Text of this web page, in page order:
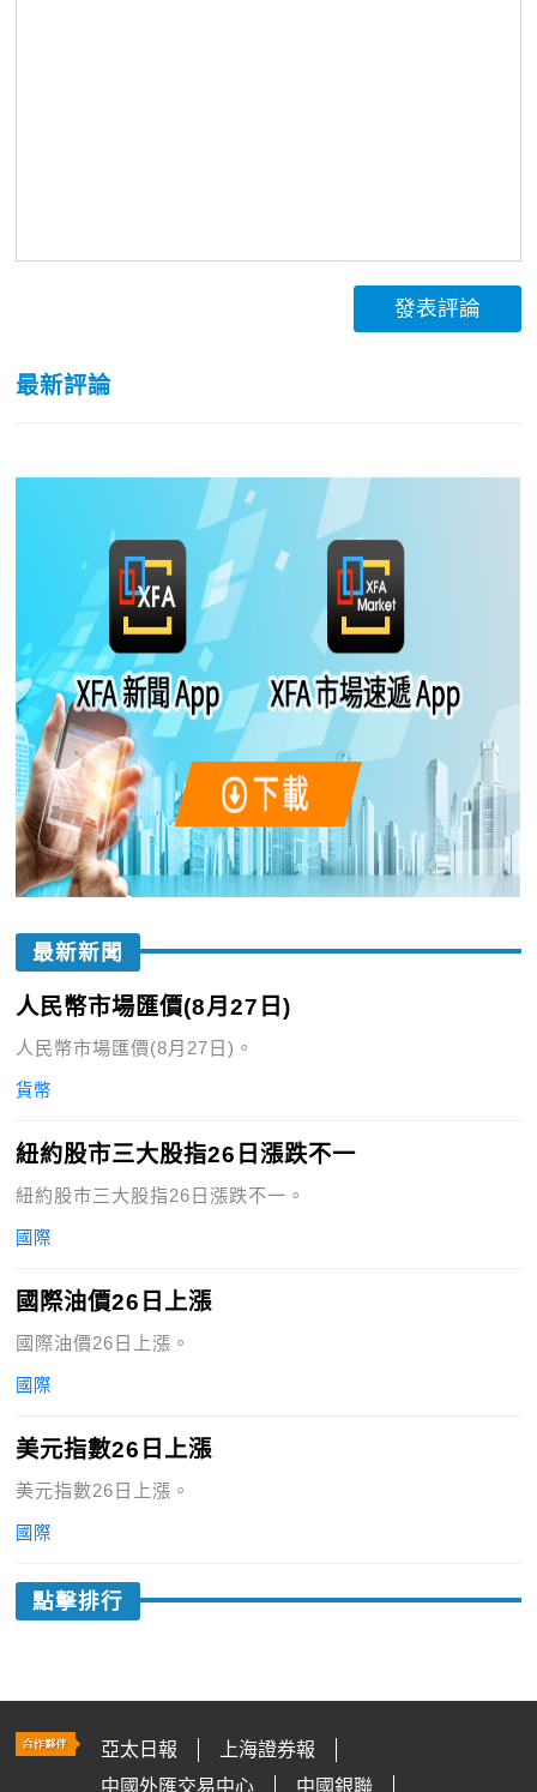
發表評論
最新評論
最新新聞
人民幣市場匯價(8月27日)
人民幣市場匯價(8月27日)。
貨幣
紐約股市三大股指26日漲跌不一
紐約股市三大股指26日漲跌不一。
國際
國際油價26日上漲
國際油價26日上漲。
國際
美元指數26日上漲
美元指數26日上漲。
國際
點擊排行
亞太日報
上海證券報
中國外匯交易中心
中國銀聯